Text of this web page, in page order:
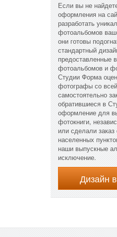
Если вы не
оформления на
разработать
фотоальбомов
они готовы
стандартный
предоставленные
фотоальбомов и
Студии Форма
фотографы со
самостоятельно
обратившиеся в
оформление для
фотокниги,
или сделали
населенных
наши выпускные
исключение.
Дизайн